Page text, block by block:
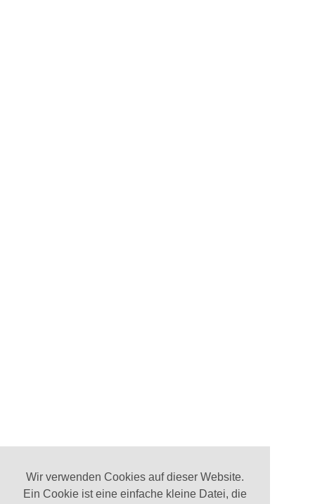
Wir verwenden Cookies auf dieser Website.
Ein Cookie ist eine einfache kleine Datei, die